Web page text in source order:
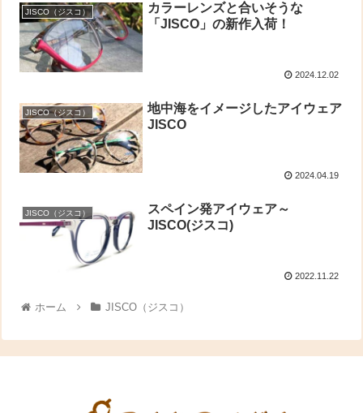
JISCO（ジスコ）
カラーレンズと合いそうな
「JISCO」の新作入荷！
2024.12.02
JISCO（ジスコ）
地中海をイメージしたアイウェア
JISCO
2024.04.19
JISCO（ジスコ）
スペイン発アイウェア～
JISCO(ジスコ)
2022.11.22
ホーム JISCO（ジスコ）